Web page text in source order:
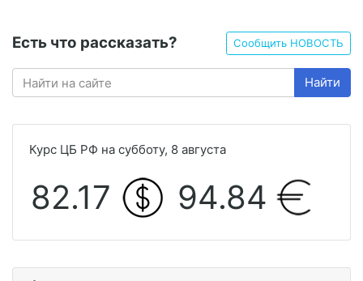
Есть что рассказать? Сообщить НОВОСТЬ
Найти
Курс ЦБ РФ на субботу, 8 августа
82.17 94.84